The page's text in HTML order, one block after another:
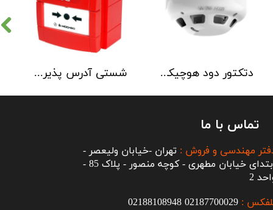
شستی آدرس پذیر ضد آب هوچیکی Hochiki مدل HCP-W SCI دتکتور دود هوچیکی Hochiki مدل SOC-E3N WHT
تماس با ما
:
02187700029
02188108948
مهندسی و فروش : تهران -خیابان ولیعصر -
ابتدای خیابان مطهری - کوچه منصور - پلاک 85 -
2